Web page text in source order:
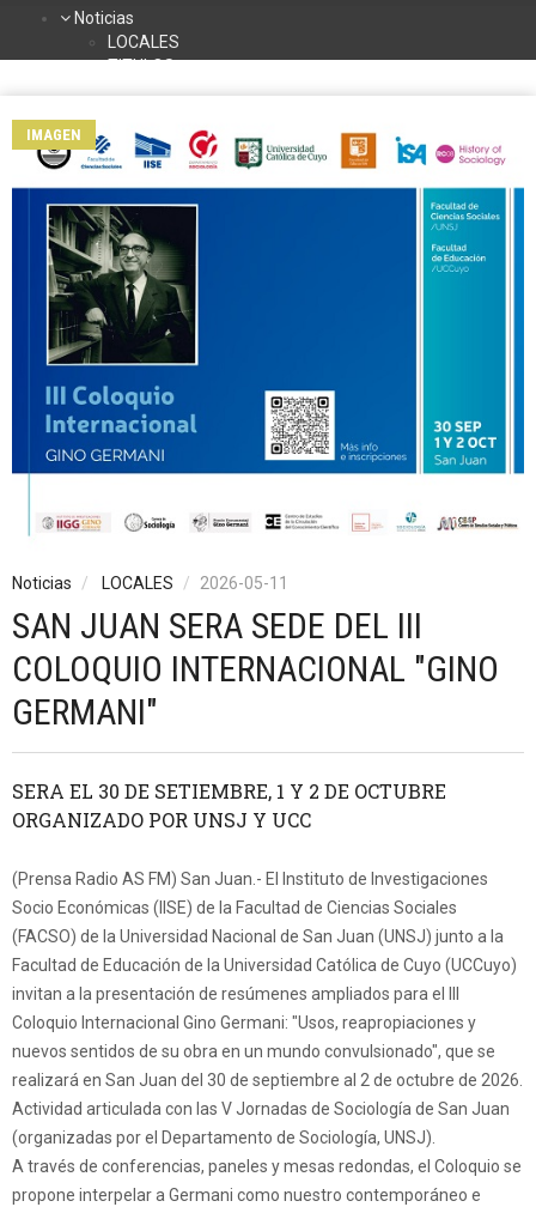
Noticias
LOCALES
TITULOS
INTERNACIONALES
TURISMO
La Radio
Contacto
Programación
IMAGEN
Noticias LOCALES 2026-05-11
SAN JUAN SERA SEDE DEL III
COLOQUIO INTERNACIONAL "GINO
GERMANI"
SERA EL 30 DE SETIEMBRE, 1 Y 2 DE OCTUBRE
ORGANIZADO POR UNSJ Y UCC
(Prensa Radio AS FM) San Juan.- El Instituto de Investigaciones
Socio Económicas (IISE) de la Facultad de Ciencias Sociales
(FACSO) de la Universidad Nacional de San Juan (UNSJ) junto a la
Facultad de Educación de la Universidad Católica de Cuyo (UCCuyo)
invitan a la presentación de resúmenes ampliados para el III
Coloquio Internacional Gino Germani: "Usos, reapropiaciones y
nuevos sentidos de su obra en un mundo convulsionado", que se
realizará en San Juan del 30 de septiembre al 2 de octubre de 2026.
Actividad articulada con las V Jornadas de Sociología de San Juan
(organizadas por el Departamento de Sociología, UNSJ).
A través de conferencias, paneles y mesas redondas, el Coloquio se
propone interpelar a Germani como nuestro contemporáneo e